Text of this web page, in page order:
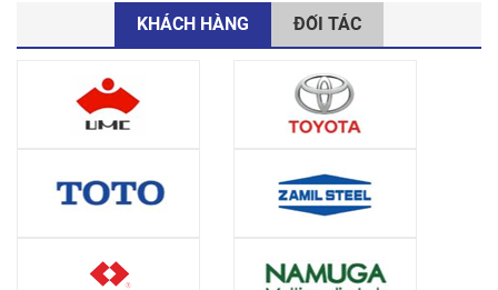
KHÁCH HÀNG ĐỐI TÁC